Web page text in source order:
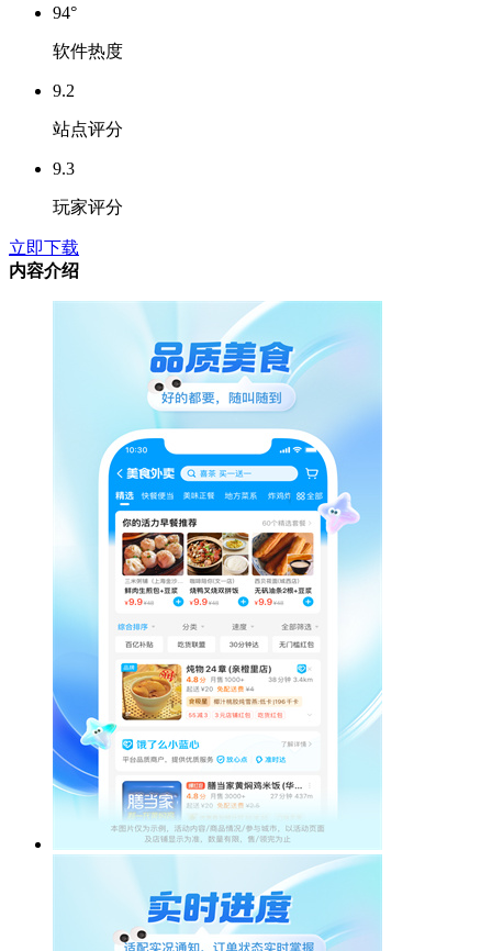
94°
软件热度
9.2
站点评分
9.3
玩家评分
立即下载
内容介绍